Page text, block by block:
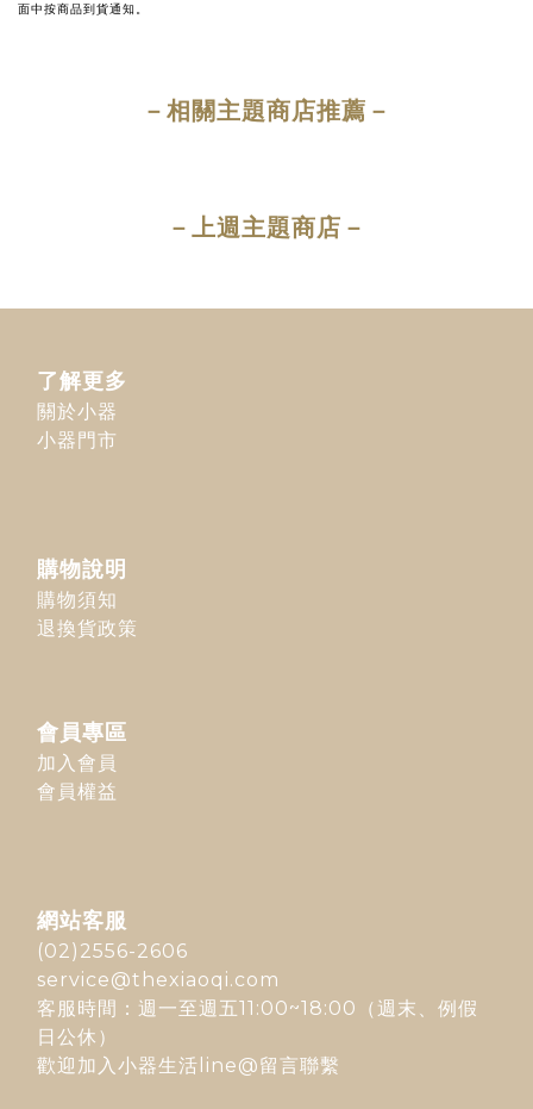
面中按商品到貨通知。
－相關主題商店推薦－
－上週主題商店－
了解更多
關於小器
小器門市
購物說明
購物須知
退換貨政策
會員專區
加入會員
會員權益
網站客服
(02)2556-2606
service@thexiaoqi.com
客服時間：週一至週五11:00~18:00（週末、例假
日公休）
歡迎加入 小器生活line@留言聯繫